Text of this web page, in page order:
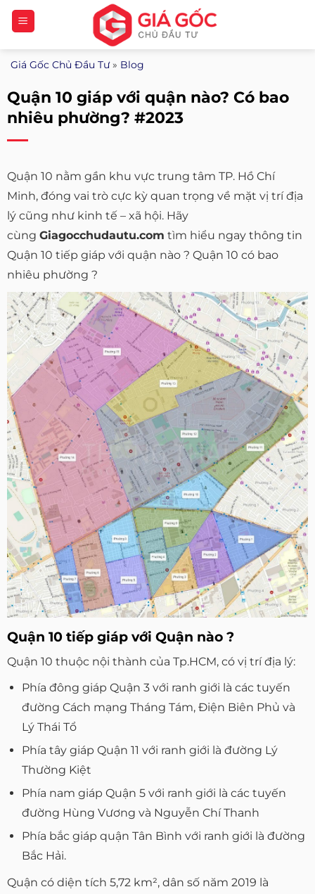
Bỏ
qua
nội
dung
Giá Gốc Chủ Đầu Tư» Blog
Quận 10 giáp với quận nào? Có bao
nhiêu phường? #2023
Quận 10 nằm gần khu vực trung tâm TP. Hồ Chí
Minh, đóng vai trò cực kỳ quan trọng về mặt vị trí địa
lý cũng như kinh tế – xã hội. Hãy
cùng Giagocchudautu.com tìm hiểu ngay thông tin
Quận 10 tiếp giáp với quận nào ? Quận 10 có bao
nhiêu phường ?
Quận 10 tiếp giáp với Quận nào ?
Quận 10 thuộc nội thành của Tp.HCM, có vị trí địa lý:
Phía đông giáp Quận 3 với ranh giới là các tuyến
đường Cách mạng Tháng Tám, Điện Biên Phủ và
Lý Thái Tổ
Phía tây giáp Quận 11 với ranh giới là đường Lý
Thường Kiệt
Phía nam giáp Quận 5 với ranh giới là các tuyến
đường Hùng Vương và Nguyễn Chí Thanh
Phía bắc giáp quận Tân Bình với ranh giới là đường
Bắc Hải.
Quận có diện tích 5,72 km², dân số năm 2019 là